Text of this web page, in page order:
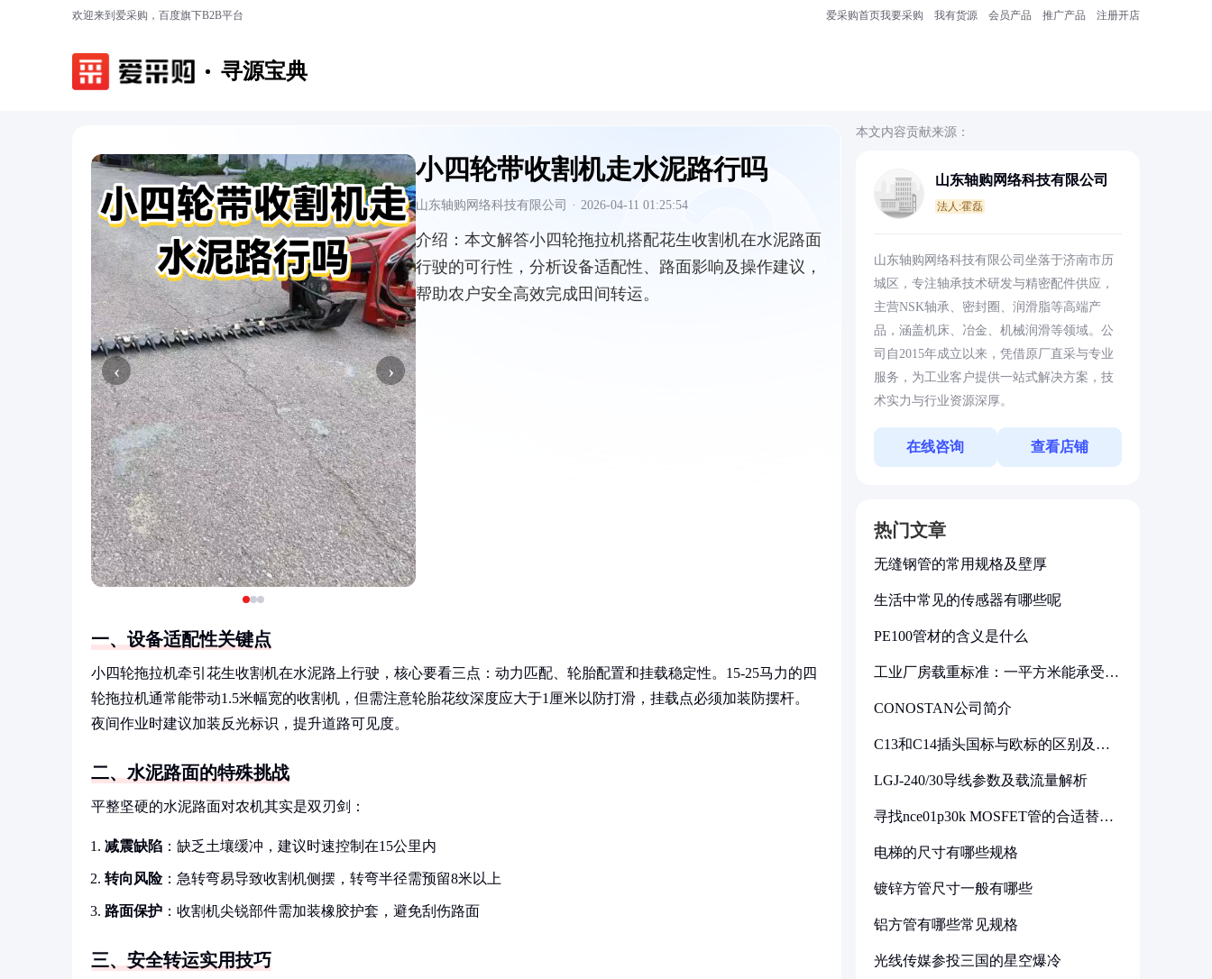
欢迎来到爱采购，百度旗下B2B平台 爱采购首页我要采购 我有货源 会员产品 推广产品 注册开店
寻源宝典
‹ ›
小四轮带收割机走水泥路行吗
山东轴购网络科技有限公司 · 2026-04-11 01:25:54
介绍： 本文解答小四轮拖拉机搭配花生收割机在水泥路面
行驶的可行性，分析设备适配性、路面影响及操作建议，
帮助农户安全高效完成田间转运。
一、设备适配性关键点
小四轮拖拉机牵引花生收割机在水泥路上行驶，核心要看三点：动力匹配、轮胎配置和挂载稳定性。15-25马力的四
轮拖拉机通常能带动1.5米幅宽的收割机，但需注意轮胎花纹深度应大于1厘米以防打滑，挂载点必须加装防摆杆。
夜间作业时建议加装反光标识，提升道路可见度。
二、水泥路面的特殊挑战
平整坚硬的水泥路面对农机其实是双刃剑：
减震缺陷 ：缺乏土壤缓冲，建议时速控制在15公里内
转向风险：急转弯易导致收割机侧摆，转弯半径需预留8米以上
路面保护 ：收割机尖锐部件需加装橡胶护套，避免刮伤路面
三、安全转运实用技巧
本文内容贡献来源：
山东轴购网络科技有限公司
法人:霍磊
山东轴购网络科技有限公司坐落于济南市历
城区，专注轴承技术研发与精密配件供应，
主营NSK轴承、密封圈、润滑脂等高端产
品，涵盖机床、冶金、机械润滑等领域。公
司自2015年成立以来，凭借原厂直采与专业
服务，为工业客户提供一站式解决方案，技
术实力与行业资源深厚。
在线咨询 查看店铺
热门文章
无缝钢管的常用规格及壁厚
生活中常见的传感器有哪些呢
PE100管材的含义是什么
工业厂房载重标准：一平方米能承受多
CONOSTAN公司简介
C13和C14插头国标与欧标的区别及其
LGJ-240/30导线参数及载流量解析
寻找nce01p30k MOSFET管的合适替代
电梯的尺寸有哪些规格
镀锌方管尺寸一般有哪些
铝方管有哪些常见规格
光线传媒参投三国的星空爆冷